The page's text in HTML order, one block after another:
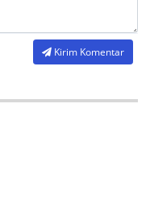
Kirim Komentar